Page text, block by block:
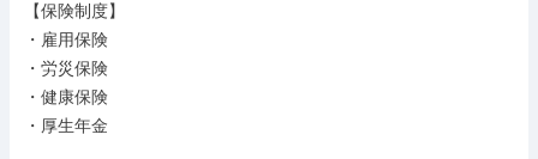
【保険制度】
・雇用保険
・労災保険
・健康保険
・厚生年金